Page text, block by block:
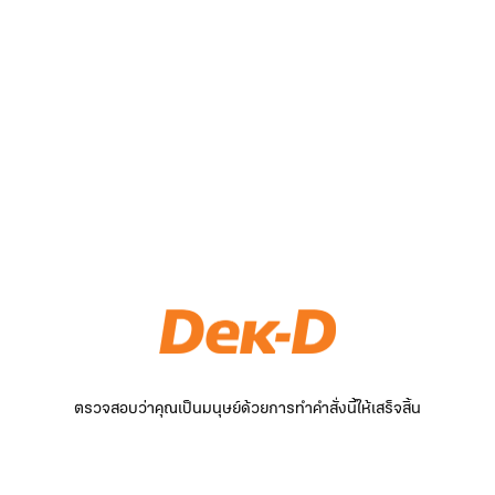
ตรวจสอบว่าคุณเป็นมนุษย์ด้วยการทำคำสั่งนี้ให้เสร็จสิ้น